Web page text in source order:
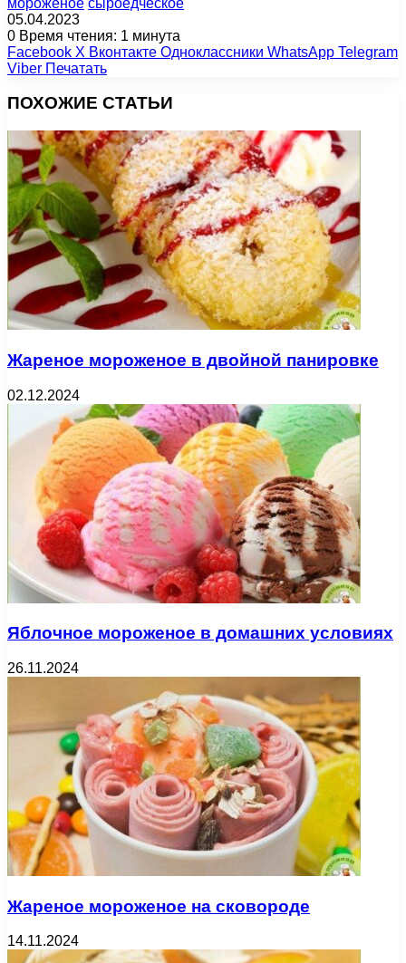
05.04.2023
0 Время чтения: 1 минута
Facebook X Вконтакте Одноклассники WhatsApp Telegram
Viber Печатать
ПОХОЖИЕ СТАТЬИ
Жареное мороженое в двойной панировке
02.12.2024
Яблочное мороженое в домашних условиях
26.11.2024
Жареное мороженое на сковороде
14.11.2024